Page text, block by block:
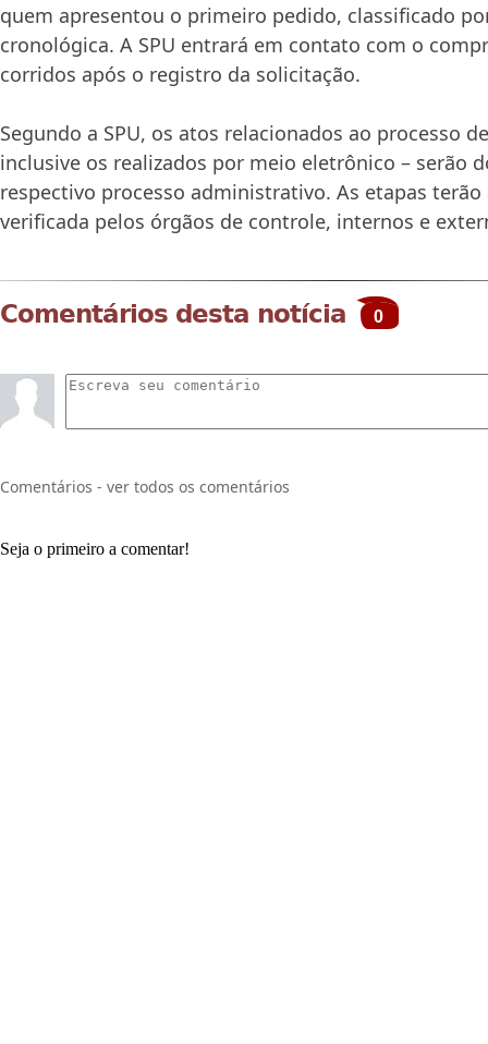
quem apresentou o primeiro pedido, classificado
cronológica. A SPU entrará em contato com o
corridos após o registro da solicitação.
Segundo a SPU, os atos relacionados ao processo
inclusive os realizados por meio eletrônico – serão
respectivo processo administrativo. As etapas
verificada pelos órgãos de controle, internos e
Comentários desta notícia 0
Comentários - ver todos os comentários
Seja o primeiro a comentar!